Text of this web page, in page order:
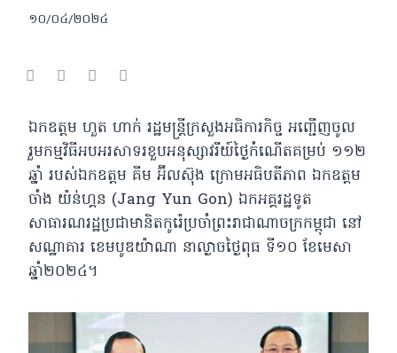
១០/០៤/២០២៤
ឯកឧត្តម ហួត ហាក់ រដ្ឋមន្រ្តីក្រសួងអធិការកិច្ច អញ្ជើញចូល
រួមកម្មវិធីអបអរសាទរខួបអនុស្សាវរីយ៍ថ្ងៃកំណើតគម្រប់ ១១២
ឆ្នាំ របស់ឯកឧត្តម គីម អ៊ីលស៊ុង ក្រោមអធិបតីភាព ឯកឧត្តម
ចាំង យ៉ន់ហ្គន (Jang Yun Gon) ឯកអគ្គរដ្ឋទូត
សាធារណរដ្ឋប្រជាមានិតកូរ៉េប្រចាំព្រះរាជាណាចក្រកម្ពុជា នៅ
សណ្ឋាគារ ខេមបូឌយ៉ាណា នាល្ងាចថ្ងៃពុធ ទី១០ ខែមេសា
ឆ្នាំ២០២៤។